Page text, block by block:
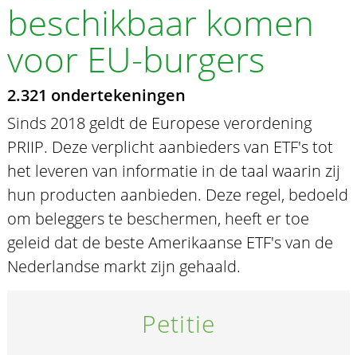
beschikbaar komen
voor EU-burgers
2.321 ondertekeningen
Sinds 2018 geldt de Europese verordening
PRIIP. Deze verplicht aanbieders van ETF's tot
het leveren van informatie in de taal waarin zij
hun producten aanbieden. Deze regel, bedoeld
om beleggers te beschermen, heeft er toe
geleid dat de beste Amerikaanse ETF's van de
Nederlandse markt zijn gehaald.
Petitie